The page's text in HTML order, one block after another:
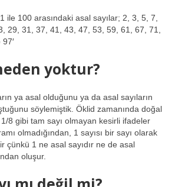
ile 100 arasındaki asal sayılar; 2, 3, 5, 7,
29, 31, 37, 41, 43, 47, 53, 59, 61, 67, 71,
yoktur?
ya asal olduğunu ya da asal sayıların
söylemiştik. Öklid zamanında doğal
8 gibi tam sayı olmayan kesirli ifadeler
olmadığından, 1 sayısı bir sayı olarak
çünkü 1 ne asal sayıdır ne de asal
oluşur.